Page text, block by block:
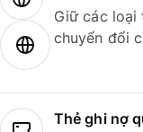
Giữ các loại
chuyển đổi
Thẻ ghi nợ